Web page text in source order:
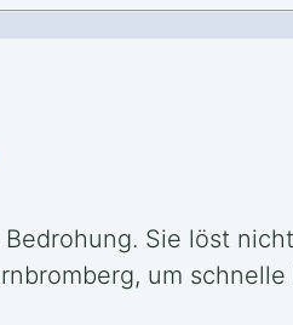
Sie löst
um schnelle